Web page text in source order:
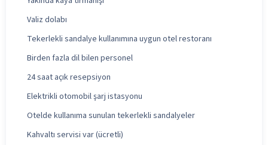
Valiz dolabı
Tekerlekli sandalye kullanımına uygun otel restoranı
Birden fazla dil bilen personel
24 saat açık resepsiyon
Elektrikli otomobil şarj istasyonu
Otelde kullanıma sunulan tekerlekli sandalyeler
Kahvaltı servisi var (ücretli)